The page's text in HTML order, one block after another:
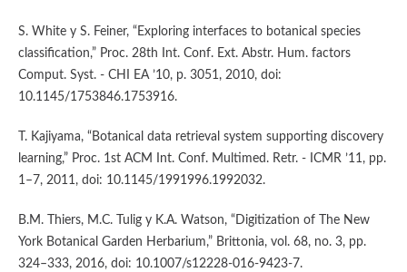
S. White y S. Feiner, “Exploring interfaces to botanical species
classification,” Proc. 28th Int. Conf. Ext. Abstr. Hum. factors
Comput. Syst. - CHI EA ’10, p. 3051, 2010, doi:
10.1145/1753846.1753916.
T. Kajiyama, “Botanical data retrieval system supporting discovery
learning,” Proc. 1st ACM Int. Conf. Multimed. Retr. - ICMR ’11, pp.
1–7, 2011, doi: 10.1145/1991996.1992032.
B.M. Thiers, M.C. Tulig y K.A. Watson, “Digitization of The New
York Botanical Garden Herbarium,” Brittonia, vol. 68, no. 3, pp.
324–333, 2016, doi: 10.1007/s12228-016-9423-7.